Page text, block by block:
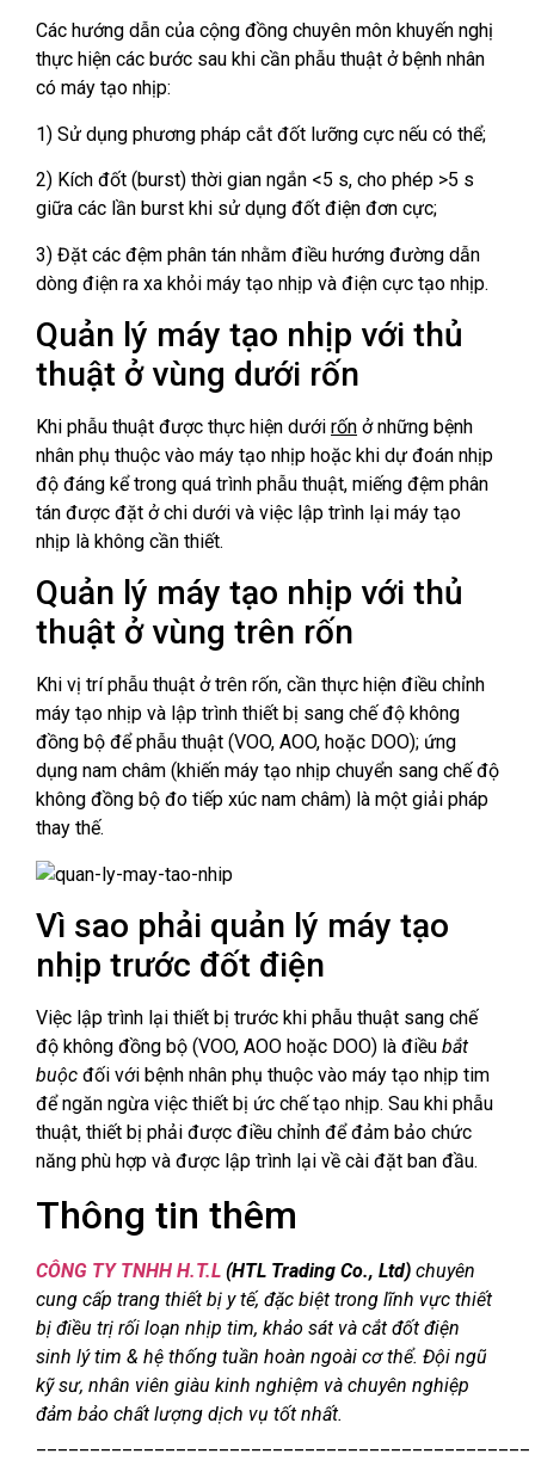
Các hướng dẫn của cộng đồng chuyên môn khuyến nghị
thực hiện các bước sau khi cần phẫu thuật ở bệnh nhân
có máy tạo nhịp:
1) Sử dụng phương pháp cắt đốt lưỡng cực nếu có thể;
2) Kích đốt (burst) thời gian ngắn <5 s, cho phép >5 s
giữa các lần burst khi sử dụng đốt điện đơn cực;
3) Đặt các đệm phân tán nhằm điều hướng đường dẫn
dòng điện ra xa khỏi máy tạo nhịp và điện cực tạo nhịp.
Quản lý máy tạo nhịp với thủ
thuật ở vùng dưới rốn
Khi phẫu thuật được thực hiện dưới rốn ở những bệnh
nhân phụ thuộc vào máy tạo nhịp hoặc khi dự đoán nhịp
độ đáng kể trong quá trình phẫu thuật, miếng đệm phân
tán được đặt ở chi dưới và việc lập trình lại máy tạo
nhịp là không cần thiết.
Quản lý máy tạo nhịp với thủ
thuật ở vùng trên rốn
Khi vị trí phẫu thuật ở trên rốn, cần thực hiện điều chỉnh
máy tạo nhịp và lập trình thiết bị sang chế độ không
đồng bộ để phẫu thuật (VOO, AOO, hoặc DOO); ứng
dụng nam châm (khiến máy tạo nhịp chuyển sang chế độ
không đồng bộ đo tiếp xúc nam châm) là một giải pháp
thay thế.
Vì sao phải quản lý máy tạo
nhịp trước đốt điện
Việc lập trình lại thiết bị trước khi phẫu thuật sang chế
độ không đồng bộ (VOO, AOO hoặc DOO) là điều bắt
buộc đối với bệnh nhân phụ thuộc vào máy tạo nhịp tim
để ngăn ngừa việc thiết bị ức chế tạo nhịp. Sau khi phẫu
thuật, thiết bị phải được điều chỉnh để đảm bảo chức
năng phù hợp và được lập trình lại về cài đặt ban đầu.
Thông tin thêm
CÔNG TY TNHH H.T.L (HTL Trading Co., Ltd) chuyên
cung cấp trang thiết bị y tế, đặc biệt trong lĩnh vực thiết
bị điều trị rối loạn nhịp tim, khảo sát và cắt đốt điện
sinh lý tim & hệ thống tuần hoàn ngoài cơ thể. Đội ngũ
kỹ sư, nhân viên giàu kinh nghiệm và chuyên nghiệp
đảm bảo chất lượng dịch vụ tốt nhất.